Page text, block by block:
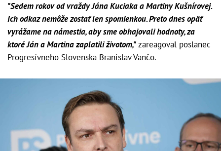
"Sedem rokov od vraždy Jána Kuciaka a Martiny Kušnírovej.
Ich odkaz nemôže zostať len spomienkou. Preto dnes opäť
vyrážame na námestia, aby sme obhajovali hodnoty, za
ktoré Ján a Martina zaplatili životom,"zareagoval poslanec
Progresívneho Slovenska Branislav Vančo.